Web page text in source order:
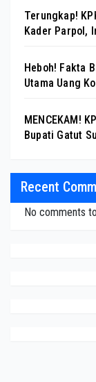
Terungkap!
Kader Parpol,
Heboh! Fakta
Utama Uang
MENCEKAM!
Bupati Gatut
Recent
No comments